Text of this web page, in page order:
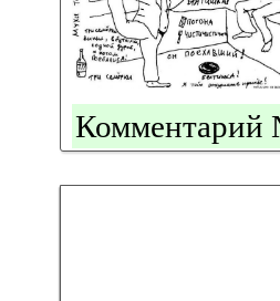
Комментарий